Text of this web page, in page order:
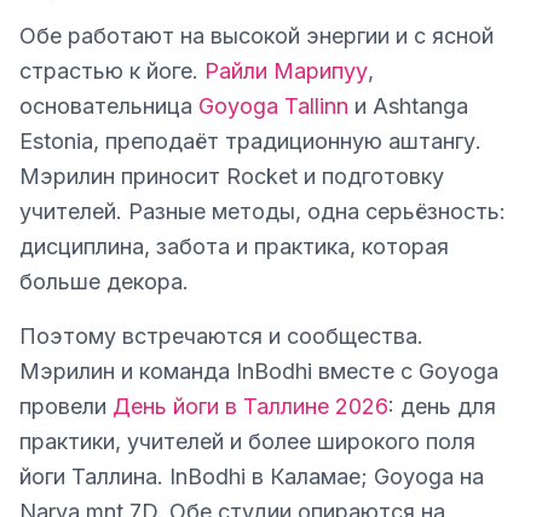
Обе работают на высокой энергии и с ясной
страстью к йоге. Райли Марипуу,
основательница Goyoga Tallinn и Ashtanga
Estonia, преподаёт традиционную аштангу.
Мэрилин приносит Rocket и подготовку
учителей. Разные методы, одна серьёзность:
дисциплина, забота и практика, которая
больше декора.
Поэтому встречаются и сообщества.
Мэрилин и команда InBodhi вместе с Goyoga
провели День йоги в Таллине 2026: день для
практики, учителей и более широкого поля
йоги Таллина. InBodhi в Каламае; Goyoga на
Narva mnt 7D. Обе студии опираются на